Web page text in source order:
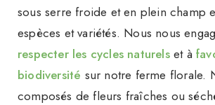
sous serre froide et en plein champ
espèces et variétés. Nous nous
respecter les cycles naturelset à
biodiversité sur notre ferme florale.
composés de fleurs fraîches ou